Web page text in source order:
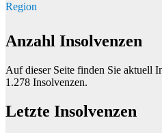
Region
Anzahl Insolvenzen
Auf dieser Seite finden Sie aktuell
1.278 Insolvenzen.
Letzte Insolvenzen